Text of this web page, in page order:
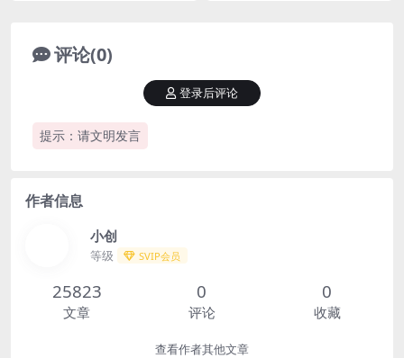
评论(0)
提示：请文明发言
登录后评论
作者信息
小创
等级 SVIP会员
25823
文章
0
评论
0
收藏
查看作者其他文章